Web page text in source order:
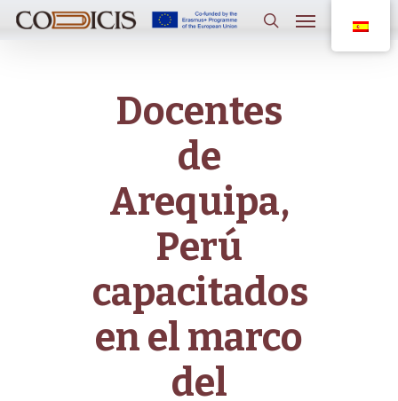
contenido
Menú
Docentes
de
Arequipa,
Perú
capacitados
en el marco
del